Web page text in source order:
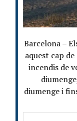
Barcelona –
aquest cap
incendis de
diumenge i